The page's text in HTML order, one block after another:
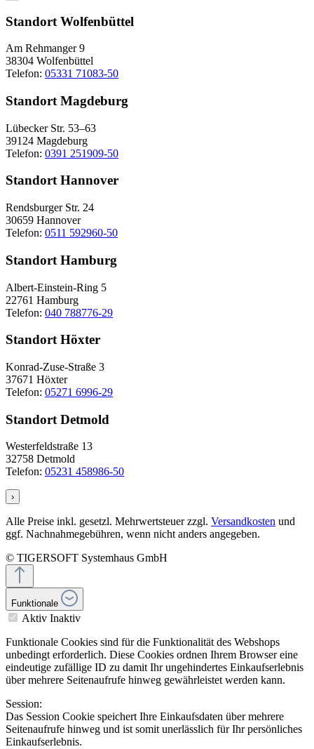
Standort Wolfenbüttel
Am Rehmanger 9
38304 Wolfenbüttel
Telefon: 05331 71083-50
Standort Magdeburg
Lübecker Str. 53–63
39124 Magdeburg
Telefon: 0391 251909-50
Standort Hannover
Rendsburger Str. 24
30659 Hannover
Telefon: 0511 592960-50
Standort Hamburg
Albert-Einstein-Ring 5
22761 Hamburg
Telefon: 040 788776-29
Standort Höxter
Konrad-Zuse-Straße 3
37671 Höxter
Telefon: 05271 6996-29
Standort Detmold
Westerfeldstraße 13
32758 Detmold
Telefon: 05231 458986-50
›
Alle Preise inkl. gesetzl. Mehrwertsteuer zzgl. Versandkosten und
ggf. Nachnahmegebühren, wenn nicht anders angegeben.
© TIGERSOFT Systemhaus GmbH
Funktionale
Aktiv Inaktiv
Funktionale Cookies sind für die Funktionalität des Webshops
unbedingt erforderlich. Diese Cookies ordnen Ihrem Browser eine
eindeutige zufällige ID zu damit Ihr ungehindertes Einkaufserlebnis
über mehrere Seitenaufrufe hinweg gewährleistet werden kann.
Session:
Das Session Cookie speichert Ihre Einkaufsdaten über mehrere
Seitenaufrufe hinweg und ist somit unerlässlich für Ihr persönliches
Einkaufserlebnis.